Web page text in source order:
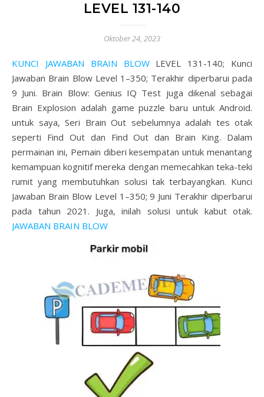
LEVEL 131-140
Oktober 24, 2023
KUNCI JAWABAN BRAIN BLOWLEVEL 131-140; Kunci
Jawaban Brain Blow Level 1–350; Terakhir diperbarui pada
9 Juni. Brain Blow: Genius IQ Test juga dikenal sebagai
Brain Explosion adalah game puzzle baru untuk Android.
untuk saya, Seri Brain Out sebelumnya adalah tes otak
seperti Find Out dan Find Out dan Brain King. Dalam
permainan ini, Pemain diberi kesempatan untuk menantang
kemampuan kognitif mereka dengan memecahkan teka-teki
rumit yang membutuhkan solusi tak terbayangkan. Kunci
Jawaban Brain Blow Level 1–350; 9 Juni Terakhir diperbarui
pada tahun 2021. Juga, inilah solusi untuk kabut otak.
JAWABAN BRAIN BLOW